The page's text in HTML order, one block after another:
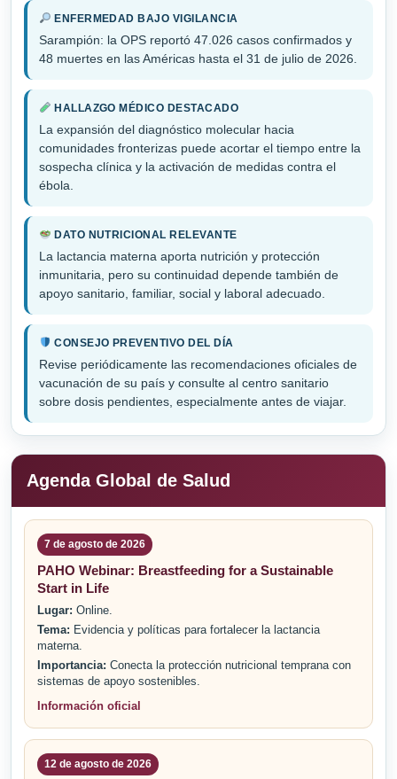
ENFERMEDAD BAJO VIGILANCIA
Sarampión: la OPS reportó 47.026 casos confirmados y
48 muertes en las Américas hasta el 31 de julio de 2026.
HALLAZGO MÉDICO DESTACADO
La expansión del diagnóstico molecular hacia
comunidades fronterizas puede acortar el tiempo entre la
sospecha clínica y la activación de medidas contra el
ébola.
DATO NUTRICIONAL RELEVANTE
La lactancia materna aporta nutrición y protección
inmunitaria, pero su continuidad depende también de
apoyo sanitario, familiar, social y laboral adecuado.
CONSEJO PREVENTIVO DEL DÍA
Revise periódicamente las recomendaciones oficiales de
vacunación de su país y consulte al centro sanitario
sobre dosis pendientes, especialmente antes de viajar.
Agenda Global de Salud
7 de agosto de 2026
PAHO Webinar: Breastfeeding for a Sustainable
Start in Life
Lugar: Online.
Tema: Evidencia y políticas para fortalecer la lactancia
materna.
Importancia: Conecta la protección nutricional temprana con
sistemas de apoyo sostenibles.
Información oficial
12 de agosto de 2026